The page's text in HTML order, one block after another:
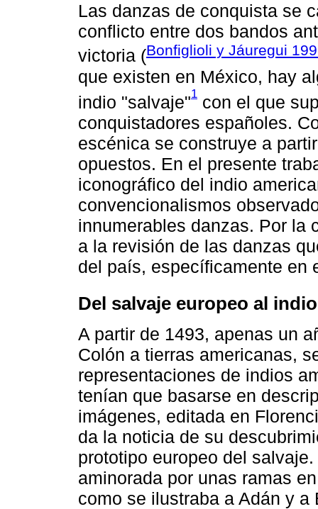
Las danzas de conquista se
conflicto entre dos bandos
victoria (Bonfiglioli y Jáuregui
que existen en México, hay
indio "salvaje"1 con el que
conquistadores españoles.
escénica se construye a
opuestos. En el presente
iconográfico del indio
convencionalismos
innumerables danzas. Por la
a la revisión de las danzas
del país, específicamente en
Del salvaje europeo al
A partir de 1493, apenas un
Colón a tierras americanas,
representaciones de indios
tenían que basarse en
imágenes, editada en
da la noticia de su
prototipo europeo del
aminorada por unas ramas
como se ilustraba a Adán y